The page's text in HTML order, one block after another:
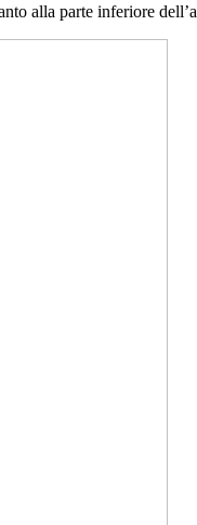
alla parte inferiore